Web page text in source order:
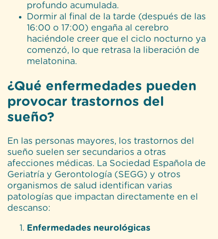
profundo acumulada.
Dormir al final de la tarde (después de las
16:00 o 17:00) engaña al cerebro
haciéndole creer que el ciclo nocturno ya
comenzó, lo que retrasa la liberación de
melatonina.
¿Qué enfermedades pueden
provocar trastornos del
sueño?
En las personas mayores, los trastornos del
sueño suelen ser secundarios a otras
afecciones médicas. La Sociedad Española de
Geriatría y Gerontología (SEGG) y otros
organismos de salud identifican varias
patologías que impactan directamente en el
descanso:
Enfermedades neurológicas